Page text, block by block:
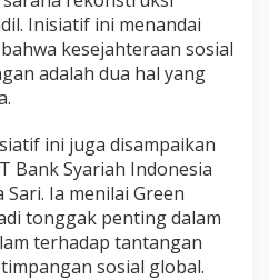
Inisiatif ini menandai
kesejahteraan sosial
adalah dua hal yang
ini juga disampaikan
Bank Syariah Indonesia
Sari. Ia menilai Green
tonggak penting dalam
terhadap tantangan
sosial global.